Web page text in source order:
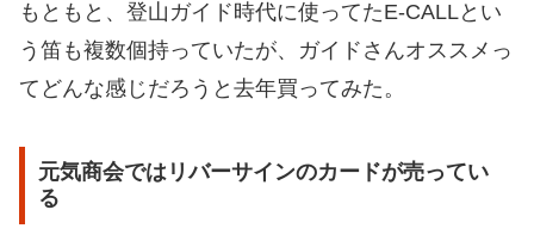
もともと、登山ガイド時代に使ってたE-CALLとい
う笛も複数個持っていたが、ガイドさんオススメっ
てどんな感じだろうと去年買ってみた。
元気商会ではリバーサインのカードが売ってい
る